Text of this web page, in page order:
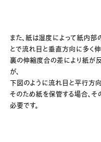
また、紙は湿度によって紙内
とで流れ目と垂直方向に多く伸
裏の伸縮度合の差により紙が
が、
下図のように流れ目と平行方向
そのため紙を保管する場合、
必要です。